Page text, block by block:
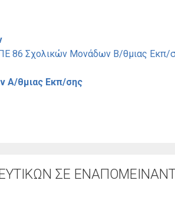
86 Σχολικών Μονάδων Β/θμιας Εκπ/
Α/θμιας Εκπ/σης
ΣΕ